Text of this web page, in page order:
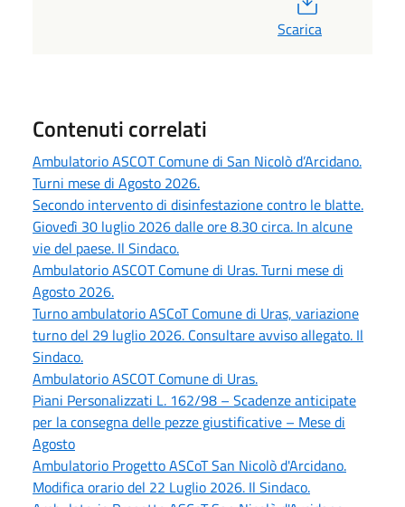
Scarica
Contenuti correlati
Ambulatorio ASCOT Comune di San Nicolò d’Arcidano.
Turni mese di Agosto 2026.
Secondo intervento di disinfestazione contro le blatte.
Giovedì 30 luglio 2026 dalle ore 8.30 circa. In alcune
vie del paese. Il Sindaco.
Ambulatorio ASCOT Comune di Uras. Turni mese di
Agosto 2026.
Turno ambulatorio ASCoT Comune di Uras, variazione
turno del 29 luglio 2026. Consultare avviso allegato. Il
Sindaco.
Ambulatorio ASCOT Comune di Uras.
Piani Personalizzati L. 162/98 – Scadenze anticipate
per la consegna delle pezze giustificative – Mese di
Agosto
Ambulatorio Progetto ASCoT San Nicolò d'Arcidano.
Modifica orario del 22 Luglio 2026. Il Sindaco.